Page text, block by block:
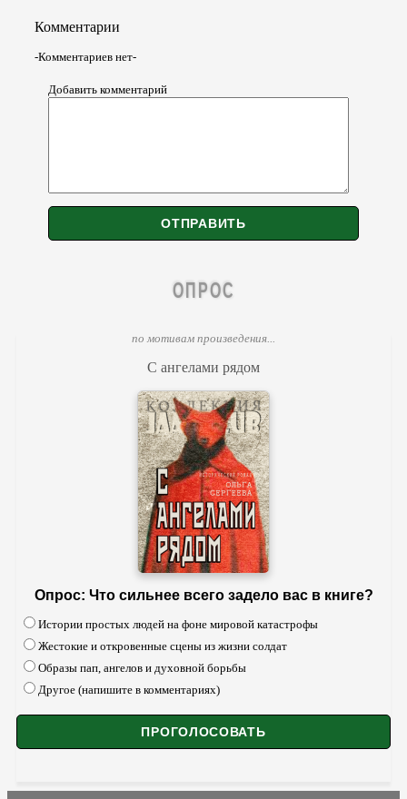
Комментарии
-Комментариев нет-
Добавить комментарий
ОПРОС
по мотивам произведения...
С ангелами рядом
Опрос: Что сильнее всего задело вас в книге?
Истории простых людей на фоне мировой катастрофы
Жестокие и откровенные сцены из жизни солдат
Образы пап, ангелов и духовной борьбы
Другое (напишите в комментариях)